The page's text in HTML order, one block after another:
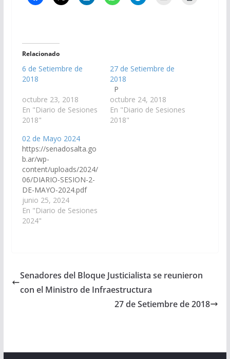
Relacionado
6 de Setiembre de
2018
octubre 23, 2018
En "Diario de Sesiones
2018"
27 de Setiembre de
2018
P
octubre 24, 2018
En "Diario de Sesiones
2018"
02 de Mayo 2024
https://senadosalta.go
b.ar/wp-
content/uploads/2024/
06/DIARIO-SESION-2-
DE-MAYO-2024.pdf
junio 25, 2024
En "Diario de Sesiones
2024"
Senadores del Bloque Justicialista se reunieron
con el Ministro de Infraestructura
27 de Setiembre de 2018